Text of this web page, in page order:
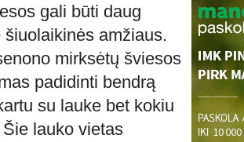
gali būti daug
amžiaus.
mirksėtų šviesos
padidinti bendrą
su lauke bet kokiu
lauko vietas